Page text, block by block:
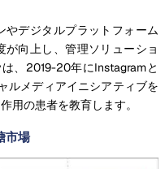
デジタルプラットフォーム
向上し、管理ソリューショ
、2019-20年にInstagramと
ルメディアイニシアティブを
用の患者を教育します。
市場